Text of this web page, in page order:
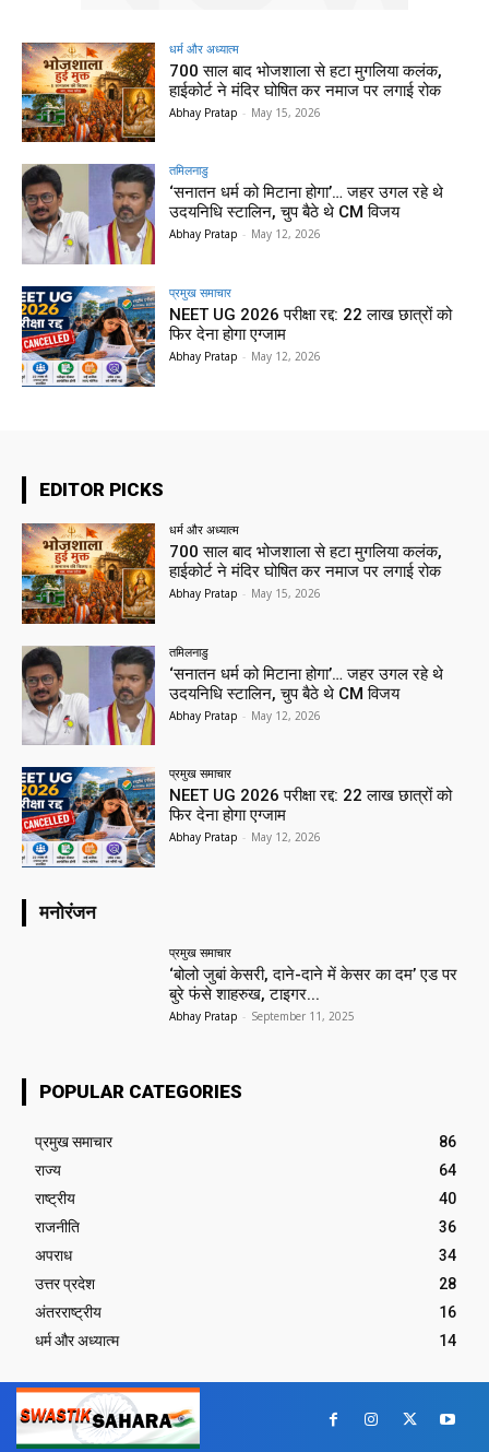
धर्म और अध्यात्म
700 साल बाद भोजशाला से हटा मुगलिया कलंक,
हाईकोर्ट ने मंदिर घोषित कर नमाज पर लगाई रोक
Abhay Pratap - May 15, 2026
तमिलनाडु
‘सनातन धर्म को मिटाना होगा’… जहर उगल रहे थे
उदयनिधि स्टालिन, चुप बैठे थे CM विजय
Abhay Pratap - May 12, 2026
प्रमुख समाचार‎
NEET UG 2026 परीक्षा रद्द: 22 लाख छात्रों को
फिर देना होगा एग्जाम
Abhay Pratap - May 12, 2026
EDITOR PICKS
धर्म और अध्यात्म
700 साल बाद भोजशाला से हटा मुगलिया कलंक,
हाईकोर्ट ने मंदिर घोषित कर नमाज पर लगाई रोक
Abhay Pratap - May 15, 2026
तमिलनाडु
‘सनातन धर्म को मिटाना होगा’… जहर उगल रहे थे
उदयनिधि स्टालिन, चुप बैठे थे CM विजय
Abhay Pratap - May 12, 2026
प्रमुख समाचार‎
NEET UG 2026 परीक्षा रद्द: 22 लाख छात्रों को
फिर देना होगा एग्जाम
Abhay Pratap - May 12, 2026
मनोरंजन
प्रमुख समाचार‎
‘बोलो जुबां केसरी, दाने-दाने में केसर का दम’ एड पर
बुरे फंसे शाहरुख, टाइगर...
Abhay Pratap - September 11, 2025
POPULAR CATEGORIES
प्रमुख समाचार‎
86
राज्य
64
राष्ट्रीय
40
राजनीति
36
अपराध
34
उत्तर प्रदेश
28
अंतरराष्ट्रीय
16
धर्म और अध्यात्म
14